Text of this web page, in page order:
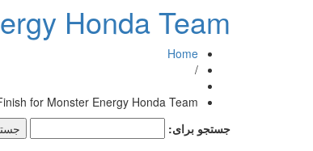
Honda Team
Home
/
for Monster Energy Honda Team
جستجو برای: